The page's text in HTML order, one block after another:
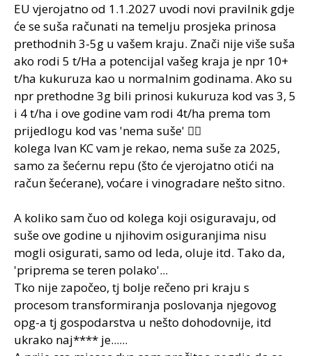
EU vjerojatno od 1.1.2027 uvodi novi pravilnik gdje
će se suša računati na temelju prosjeka prinosa
prethodnih 3-5g u vašem kraju. Znači nije više suša
ako rodi 5 t/Ha a potencijal vašeg kraja je npr 10+
t/ha kukuruza kao u normalnim godinama. Ako su
npr prethodne 3g bili prinosi kukuruza kod vas 3, 5
i 4 t/ha i ove godine vam rodi 4t/ha prema tom
prijedlogu kod vas 'nema suše' 🤷‍♂️
kolega Ivan KC vam je rekao, nema suše za 2025,
samo za šećernu repu (što će vjerojatno otići na
račun šećerane), voćare i vinogradare nešto sitno.
A koliko sam čuo od kolega koji osiguravaju, od
suše ove godine u njihovim osiguranjima nisu
mogli osigurati, samo od leda, oluje itd. Tako da,
'priprema se teren polako'...
Tko nije započeo, tj bolje rečeno pri kraju s
procesom transformiranja poslovanja njegovog
opg-a tj gospodarstva u nešto dohodovnije, itd
ukrako naj**** je......